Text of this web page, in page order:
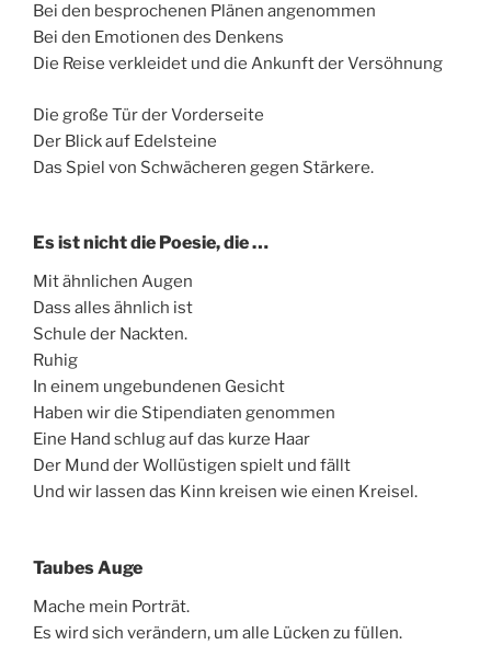
Bei den besprochenen Plänen angenommen
Bei den Emotionen des Denkens
Die Reise verkleidet und die Ankunft der Versöhnung
Die große Tür der Vorderseite
Der Blick auf Edelsteine
Das Spiel von Schwächeren gegen Stärkere.
Es ist nicht die Poesie, die …
Mit ähnlichen Augen
Dass alles ähnlich ist
Schule der Nackten.
Ruhig
In einem ungebundenen Gesicht
Haben wir die Stipendiaten genommen
Eine Hand schlug auf das kurze Haar
Der Mund der Wollüstigen spielt und fällt
Und wir lassen das Kinn kreisen wie einen Kreisel.
Taubes Auge
Mache mein Porträt.
Es wird sich verändern, um alle Lücken zu füllen.